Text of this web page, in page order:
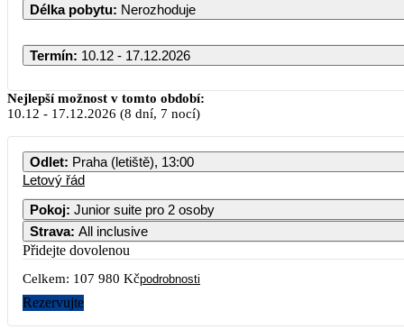
Délka pobytu: Nerozhoduje
Termín: 10.12 - 17.12.2026
Prosinec 2026
PO ÚT ST ČT PÁ SO
56 990
21 22 23 24 25 26
Nejlepší možnost v tomto období:
10.12 - 17.12.2026 (8 dní, 7 nocí)
Odlet: Praha (letiště), 13:00
Letový řád
Pokoj: Junior suite pro 2 osoby
Strava: All inclusive
Přidejte dovolenou
Celkem: 107 980 Kčpodrobnosti
Rezervujte